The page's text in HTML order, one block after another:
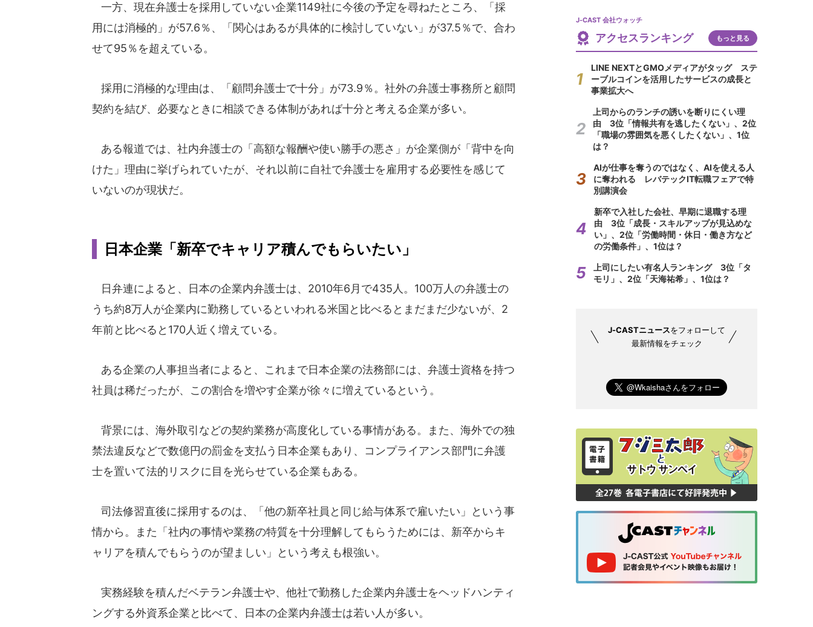
一方、現在弁護士を採用していない企業1149社に今後の予定を尋ねたところ、「採
用には消極的」が57.6％、「関心はあるが具体的に検討していない」が37.5％で、合わ
せて95％を超えている。
採用に消極的な理由は、「顧問弁護士で十分」が73.9％。社外の弁護士事務所と顧問
契約を結び、必要なときに相談できる体制があれば十分と考える企業が多い。
ある報道では、社内弁護士の「高額な報酬や使い勝手の悪さ」が企業側が「背中を向
けた」理由に挙げられていたが、それ以前に自社で弁護士を雇用する必要性を感じて
いないのが現状だ。
日本企業「新卒でキャリア積んでもらいたい」
日弁連によると、日本の企業内弁護士は、2010年6月で435人。100万人の弁護士の
うち約8万人が企業内に勤務しているといわれる米国と比べるとまだまだ少ないが、2
年前と比べると170人近く増えている。
ある企業の人事担当者によると、これまで日本企業の法務部には、弁護士資格を持つ
社員は稀だったが、この割合を増やす企業が徐々に増えているという。
背景には、海外取引などの契約業務が高度化している事情がある。また、海外での独
禁法違反などで数億円の罰金を支払う日本企業もあり、コンプライアンス部門に弁護
士を置いて法的リスクに目を光らせている企業もある。
司法修習直後に採用するのは、「他の新卒社員と同じ給与体系で雇いたい」という事
情から。また「社内の事情や業務の特質を十分理解してもらうためには、新卒からキ
ャリアを積んでもらうのが望ましい」という考えも根強い。
実務経験を積んだベテラン弁護士や、他社で勤務した企業内弁護士をヘッドハンティ
ングする外資系企業と比べて、日本の企業内弁護士は若い人が多い。
J-CAST 会社ウォッチ
アクセスランキング もっと見る
LINE NEXTとGMOメディアがタッグ ステ
ーブルコインを活用したサービスの成長と
事業拡大へ
上司からのランチの誘いを断りにくい理
由 3位「情報共有を逃したくない」、2位
「職場の雰囲気を悪くしたくない」、1位
は？
AIが仕事を奪うのではなく、AIを使える人
に奪われる レバテックIT転職フェアで特
別講演会
新卒で入社した会社、早期に退職する理
由 3位「成長・スキルアップが見込めな
い」、2位「労働時間・休日・働き方など
の労働条件」、1位は？
上司にしたい有名人ランキング 3位「タ
モリ」、2位「天海祐希」、1位は？
J-CASTニュースをフォローして
最新情報をチェック